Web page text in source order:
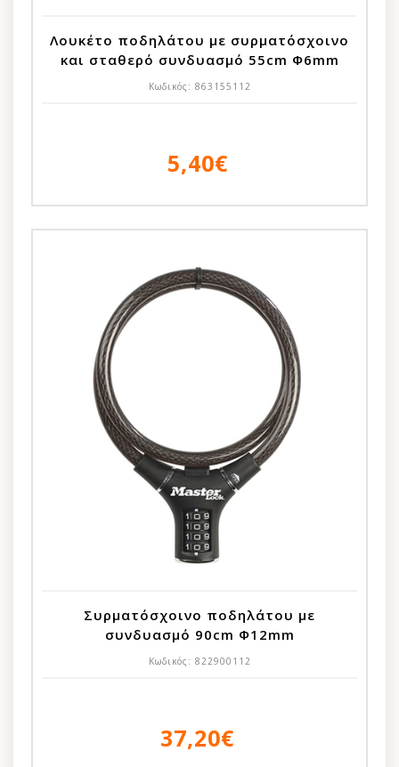
Λουκέτο ποδηλάτου με συρματόσχοινο
και σταθερό συνδυασμό 55cm Φ6mm
Κωδικός: 863155112
5,40€
Συρματόσχοινο ποδηλάτου με
συνδυασμό 90cm Φ12mm
Κωδικός: 822900112
37,20€